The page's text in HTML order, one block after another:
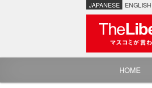
JAPANESE ENGLISH
HOME